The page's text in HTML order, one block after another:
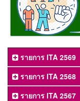
รายการ ITA 2569
รายการ ITA 2568
รายการ ITA 2567